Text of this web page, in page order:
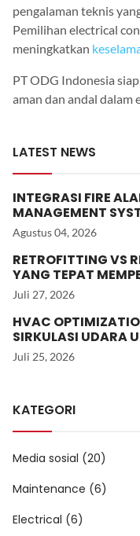
pengalaman teknis
Pemilihan electrical
meningkatkan
PT ODG Indonesia
aman dan andal dalam
LATEST NEWS
INTEGRASI FIRE
MANAGEMENT
RESPON EVAKUASI
CERDAS.
Agustus04, 2026
RETROFITTING VS
YANG TEPAT
PADA FASILITAS
BERUMUR?
Juli 27, 2026
HVAC
SIRKULASI UDARA
PENYAKIT DI
Juli 25, 2026
KATEGORI
Media sosial (20)
Maintenance (6)
Electrical (6)